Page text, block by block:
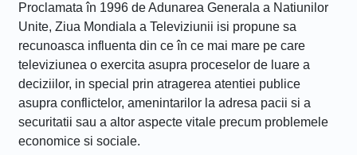
Proclamata în 1996 de Adunarea Generala a Natiunilor
Unite, Ziua Mondiala a Televiziunii isi propune sa
recunoasca influenta din ce în ce mai mare pe care
televiziunea o exercita asupra proceselor de luare a
deciziilor, in special prin atragerea atentiei publice
asupra conflictelor, amenintarilor la adresa pacii si a
securitatii sau a altor aspecte vitale precum problemele
economice si sociale.